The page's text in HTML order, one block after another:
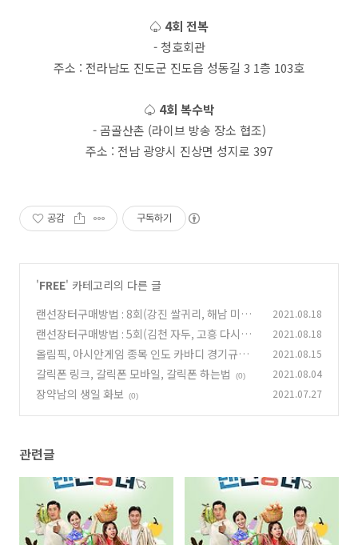
♤ 4회 전복
- 청호회관
주소 : 전라남도 진도군 진도읍 성동길 3 1층 103호
♤ 4회 복수박
- 곰골산촌 (라이브 방송 장소 협조)
주소 : 전남 광양시 진상면 성지로 397
공감 구독하기
'FREE' 카테고리의 다른 글
랜선장터구매방법 : 8회(강진 쌀귀리, 해남 미니
밤호박) 9회(포천 열무, 여주 꿀고구마)
(0)
2021.08.18
랜선장터구매방법 : 5회(김천 자두, 고흥 다시마)
6회(고성 꽃새우, 함양 산양삼) 7회(고성 감자, 해
남 초당옥수수) (0)
2021.08.18
올림픽, 아시안게임 종목 인도 카바디 경기규칙
(0)
2021.08.15
갈릭폰 링크, 갈릭폰 모바일, 갈릭폰 하는법 (0) 2021.08.04
장약남의 생일 화보 (0) 2021.07.27
관련글